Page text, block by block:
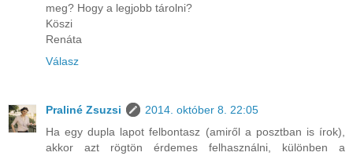
meg? Hogy a legjobb tárolni?
Köszi
Renáta
Válasz
Praliné Zsuzsi
2014. október 8. 22:05
Ha egy dupla lapot felbontasz (amiről a posztban is írok),
akkor azt rögtön érdemes felhasználni, különben a